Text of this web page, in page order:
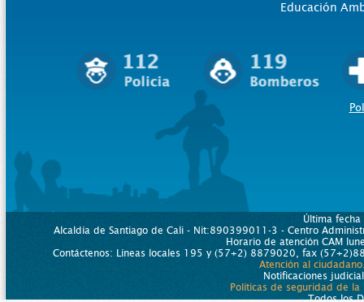
Educación
Última
Alcaldía de Santiago de Cali - Nit:890399011-3 - Centro
Horario de atención CAM
Contáctenos: Líneas locales 195 y (57+2) 8879020, fax
Atención al
Notificaciones
Políticas de seguridad de
Todos los